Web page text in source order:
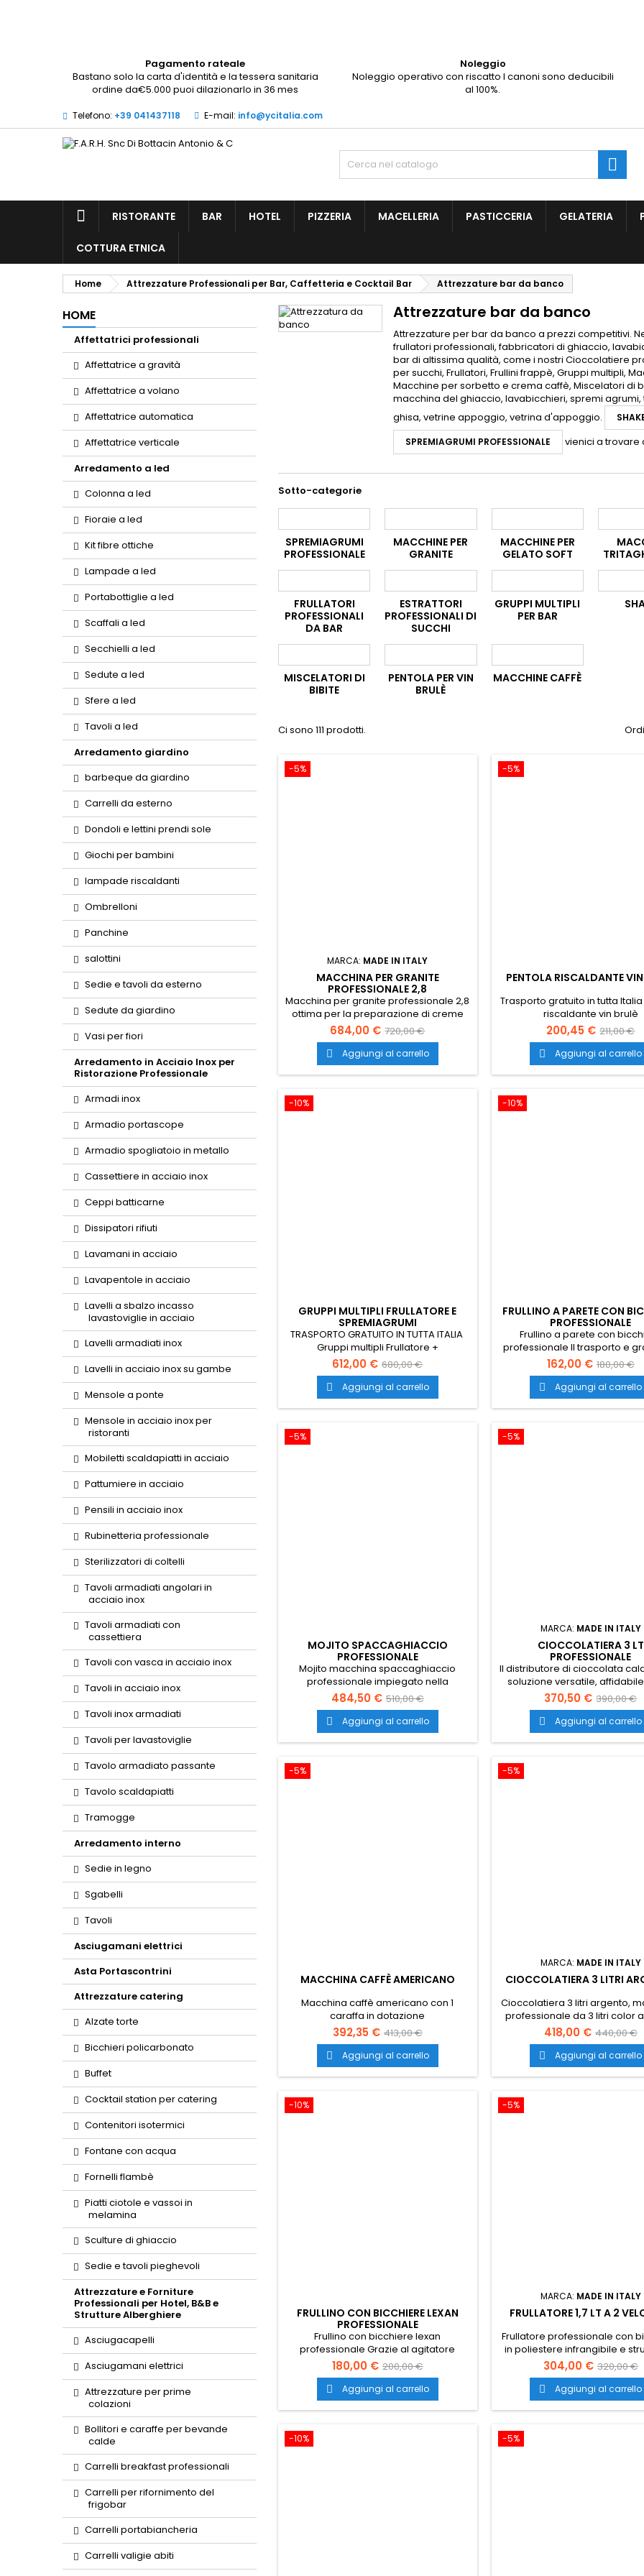
Pagamento rateale
Bastano solo la carta d'identità e la tessera sanitaria
ordine da€5.000 puoi dilazionarlo in 36 mes
Noleggio
Noleggio operativo con riscatto I canoni sono deducibili
al 100%.
Telefono: +39 041437118 E-mail: info@ycitalia.com

RISTORANTE BAR HOTEL PIZZERIA MACELLERIA PASTICCERIA GELATERIA
COTTURA ETNICA
Home Attrezzature Professionali per Bar, Caffetteria e Cocktail Bar Attrezzature bar da banco
HOME
Affettatrici professionali
Affettatrice a gravità
Affettatrice a volano
Affettatrice automatica
Affettatrice verticale
Arredamento a led
Colonna a led
Fioraie a led
Kit fibre ottiche
Lampade a led
Portabottiglie a led
Scaffali a led
Secchielli a led
Sedute a led
Sfere a led
Tavoli a led
Arredamento giardino
barbeque da giardino
Carrelli da esterno
Dondoli e lettini prendi sole
Giochi per bambini
lampade riscaldanti
Ombrelloni
Panchine
salottini
Sedie e tavoli da esterno
Sedute da giardino
Vasi per fiori
Arredamento in Acciaio Inox per
Ristorazione Professionale
Armadi inox
Armadio portascope
Armadio spogliatoio in metallo
Cassettiere in acciaio inox
Ceppi batticarne
Dissipatori rifiuti
Lavamani in acciaio
Lavapentole in acciaio
Lavelli a sbalzo incasso
lavastoviglie in acciaio
Lavelli armadiati inox
Lavelli in acciaio inox su gambe
Mensole a ponte
Mensole in acciaio inox per
ristoranti
Mobiletti scaldapiatti in acciaio
Pattumiere in acciaio
Pensili in acciaio inox
Rubinetteria professionale
Sterilizzatori di coltelli
Tavoli armadiati angolari in
acciaio inox
Tavoli armadiati con
cassettiera
Tavoli con vasca in acciaio inox
Tavoli in acciaio inox
Tavoli inox armadiati
Tavoli per lavastoviglie
Tavolo armadiato passante
Tavolo scaldapiatti
Tramogge
Arredamento interno
Sedie in legno
Sgabelli
Tavoli
Asciugamani elettrici
Asta Portascontrini
Attrezzature catering
Alzate torte
Bicchieri policarbonato
Buffet
Cocktail station per catering
Contenitori isotermici
Fontane con acqua
Fornelli flambè
Piatti ciotole e vassoi in
melamina
Sculture di ghiaccio
Sedie e tavoli pieghevoli
Attrezzature e Forniture
Professionali per Hotel, B&B e
Strutture Alberghiere
Asciugacapelli
Asciugamani elettrici
Attrezzature per prime
colazioni
Bollitori e caraffe per bevande
calde
Carrelli breakfast professionali
Carrelli per rifornimento del
frigobar
Carrelli portabiancheria
Carrelli valigie abiti
Attrezzature bar da banco
Attrezzature per bar da banco a prezzi competitivi.
frullatori professionali, fabbricatori di ghiaccio,
bar di altissima qualità, come i nostri Cioccolatiere
per succhi, Frullatori, Frullini frappè, Gruppi multipli,
Macchine per sorbetto e crema caffè, Miscelatori di
macchina del ghiaccio, lavabicchieri, spremi
ghisa, vetrine appoggio, vetrina d'appoggio.
SPREMIAGRUMI PROFESSIONALE
vienici a trovare
Sotto-categorie
SPREMIAGRUMI
PROFESSIONALE
MACCHINE PER
GRANITE
MACCHINE PER
GELATO SOFT
FRULLATORI
PROFESSIONALI
DA BAR
ESTRATTORI
PROFESSIONALI DI
SUCCHI
GRUPPI MULTIPLI
PER BAR
MISCELATORI DI
BIBITE
PENTOLA PER VIN
BRULÈ
MACCHINE CAFFÈ
Ci sono 111 prodotti.
-5%
MARCA: MADE IN ITALY
MACCHINA PER GRANITE
PROFESSIONALE 2,8
Macchina per granite professionale 2,8
ottima per la preparazione di creme
fredde, sorbetti e granite. Granitore
progettato con un contenitore da 2.8
litri che permette di gestire piccole
quantità di prodotto evitando inutili
sprechi. Trasporto gratuito in tutta Italia.
684,00 € 720,00 €
 Aggiungi al carrello
-5%
PENTOLA RISCALDANTE VIN
Trasporto gratuito in tutta
riscaldante vin brulè
200,45 € 211,00 €
 Aggiungi al carrello
-10%
GRUPPI MULTIPLI FRULLATORE E
SPREMIAGRUMI
TRASPORTO GRATUITO IN TUTTA ITALIA
Gruppi multipli Frullatore +
spremiagrumi gruppo multiplo
macchina per spremute frullatore
combinato con spremiagrumi
frullatore professionale gruppi bar
multipli
612,00 € 680,00 €
 Aggiungi al carrello
-10%
FRULLINO A PARETE CON
PROFESSIONALE
Frullino a parete con
professionale Il trasporto e
tutta Italia per il Frullino a
bicchiere
162,00 € 180,00 €
 Aggiungi al carrello
-5%
MOJITO SPACCAGHIACCIO
PROFESSIONALE
Mojito macchina spaccaghiaccio
professionale impiegato nella
preparazione di cocktails, bibite,
granite, piatti di frutta esotica, pesce
fresco, frutti di mare e altro. Trasporto
gratuito in tutta Italia.
484,50 € 510,00 €
 Aggiungi al carrello
-5%
MARCA: MADE IN ITALY
CIOCCOLATIERA 3 LT
PROFESSIONALE
Il distributore di cioccolata
soluzione versatile,
ingombrante e di facile
Colorazione nera ma
anche in oro e argento.
gratuito in tutta Italia.
370,50 € 390,00 €
 Aggiungi al carrello
-5%
MACCHINA CAFFÈ AMERICANO
Macchina caffè americano con 1
caraffa in dotazione
392,35 € 413,00 €
 Aggiungi al carrello
-5%
MARCA: MADE IN ITALY
CIOCCOLATIERA 3 LITRI
Cioccolatiera 3 litri argento,
professionale da 3 litri color
per la cioccolata calda.
gratuito in tutta Italia.
418,00 € 440,00 €
 Aggiungi al carrello
-10%
FRULLINO CON BICCHIERE LEXAN
PROFESSIONALE
Frullino con bicchiere lexan
professionale Grazie al agitatore
del Frullino con bicchiere a 3 dischi, si
ottengono frappè cremosi e soffici
180,00 € 200,00 €
 Aggiungi al carrello
-5%
MARCA: MADE IN ITALY
FRULLATORE 1,7 LT A 2
Frullatore professionale con
in poliestere infrangibile e
alluminio pressofuso e
Trasporto gratuito in tutta
304,00 € 320,00 €
 Aggiungi al carrello
-10% -5%
((confirmMessage))
((createText))
Devi avere effettuato l'accesso per salvare dei prodotti nella tua